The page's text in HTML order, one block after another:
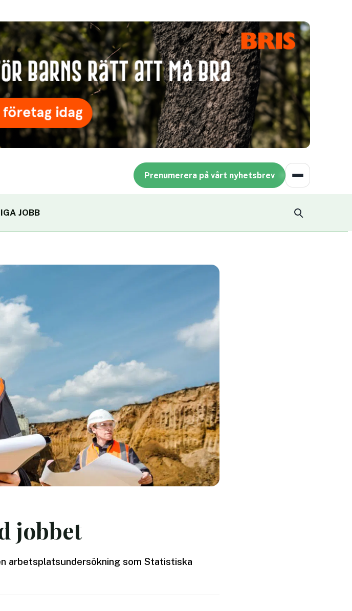
Prenumerera på vårt nyhetsbrev
JOBB
jobbet
arbetsplatsundersökning som Statistiska